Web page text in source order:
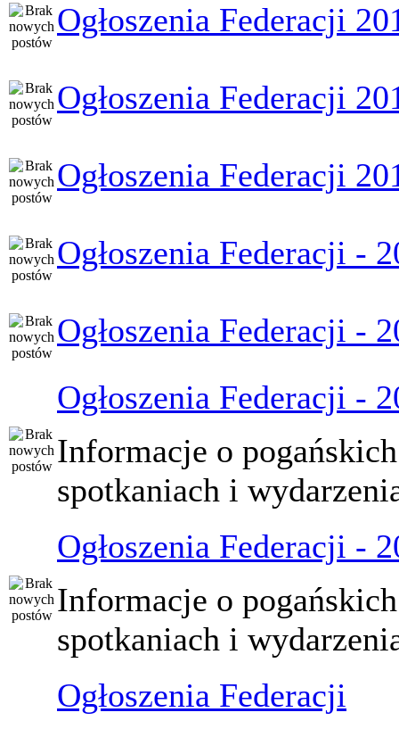
Ogłoszenia Federacji
Ogłoszenia Federacji
Ogłoszenia Federacji
Ogłoszenia Federacji -
Ogłoszenia Federacji -
Ogłoszenia Federacji -
Informacje o pogańskich
spotkaniach i
Ogłoszenia Federacji -
Informacje o pogańskich
spotkaniach i
Ogłoszenia Federacji